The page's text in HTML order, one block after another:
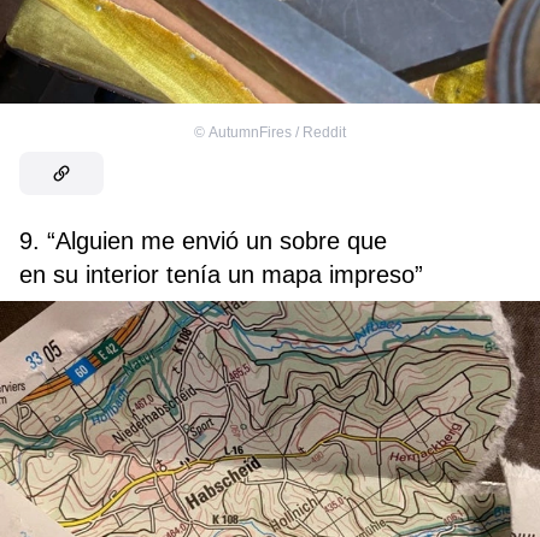
© AutumnFires / Reddit
9. “Alguien me envió un sobre que
en su interior tenía un mapa impreso”